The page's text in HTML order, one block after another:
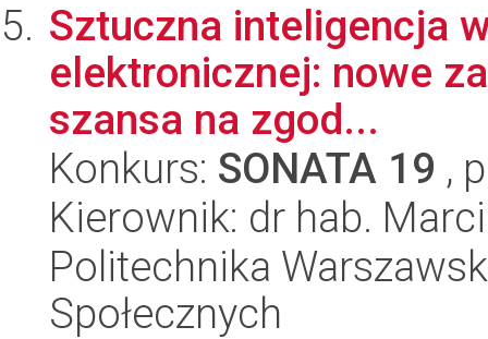
Sztuczna inteligencja
elektronicznej: nowe
szansa na zgod...
Konkurs: SONATA 19 ,
Kierownik: dr hab.
Politechnika
Społecznych